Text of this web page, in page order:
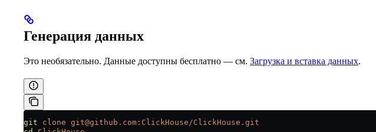
Генерация данных
Это необязательно. Данные доступны бесплатно — см. Загрузка и вставка данных.
git clone git@github.com:ClickHouse/ClickHouse.git